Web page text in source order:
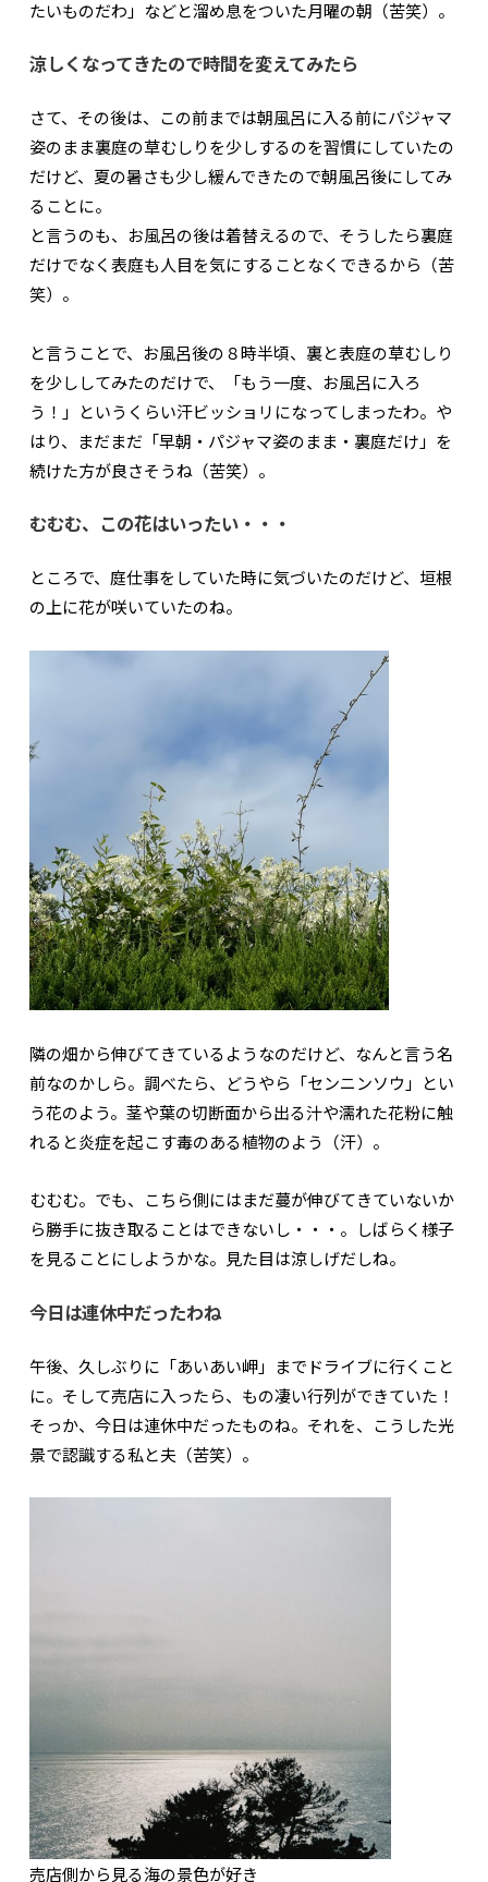
たいものだわ」などと溜め息をついた月曜の朝（苦笑）。
涼しくなってきたので時間を変えてみたら
さて、その後は、この前までは朝風呂に入る前にパジャマ
姿のまま裏庭の草むしりを少しするのを習慣にしていたの
だけど、夏の暑さも少し緩んできたので朝風呂後にしてみ
ることに。
と言うのも、お風呂の後は着替えるので、そうしたら裏庭
だけでなく表庭も人目を気にすることなくできるから（苦
笑）。
と言うことで、お風呂後の８時半頃、裏と表庭の草むしり
を少ししてみたのだけで、「もう一度、お風呂に入ろ
う！」というくらい汗ビッショリになってしまったわ。や
はり、まだまだ「早朝・パジャマ姿のまま・裏庭だけ」を
続けた方が良さそうね（苦笑）。
むむむ、この花はいったい・・・
ところで、庭仕事をしていた時に気づいたのだけど、垣根
の上に花が咲いていたのね。
隣の畑から伸びてきているようなのだけど、なんと言う名
前なのかしら。調べたら、どうやら「センニンソウ」とい
う花のよう。茎や葉の切断面から出る汁や濡れた花粉に触
れると炎症を起こす毒のある植物のよう（汗）。
むむむ。でも、こちら側にはまだ蔓が伸びてきていないか
ら勝手に抜き取ることはできないし・・・。しばらく様子
を見ることにしようかな。見た目は涼しげだしね。
今日は連休中だったわね
午後、久しぶりに「あいあい岬」までドライブに行くこと
に。そして売店に入ったら、もの凄い行列ができていた！
そっか、今日は連休中だったものね。それを、こうした光
景で認識する私と夫（苦笑）。
売店側から見る海の景色が好き